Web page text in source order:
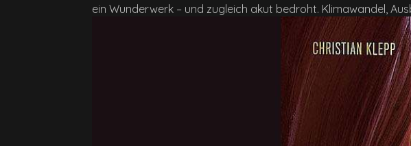
ein Wunderwerk – und zugleich akut bedroht. Klimawandel,